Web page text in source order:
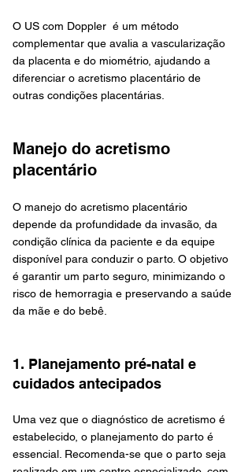
O US com Doppler  é um método
complementar que avalia a vascularização
da placenta e do miométrio, ajudando a
diferenciar o acretismo placentário de
outras condições placentárias.
Manejo do acretismo
placentário
O manejo do acretismo placentário
depende da profundidade da invasão, da
condição clínica da paciente e da equipe
disponível para conduzir o parto. O objetivo
é garantir um parto seguro, minimizando o
risco de hemorragia e preservando a saúde
da mãe e do bebê.
1. Planejamento pré-natal e
cuidados antecipados
Uma vez que o diagnóstico de acretismo é
estabelecido, o planejamento do parto é
essencial. Recomenda-se que o parto seja